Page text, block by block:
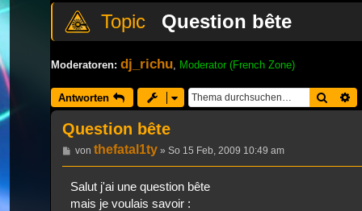
Question bête
Moderatoren: dj_richu Moderator (French Zone)
Antworten Suche
Question bête
Beitrag
von thefatal1ty» So 15 Feb, 2009 10:49 am
Salut j'ai une question bête
mais je voulais savoir :